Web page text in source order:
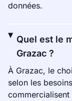
données.
Quel est le
Grazac ?
À Grazac, le
selon les
commercialisent